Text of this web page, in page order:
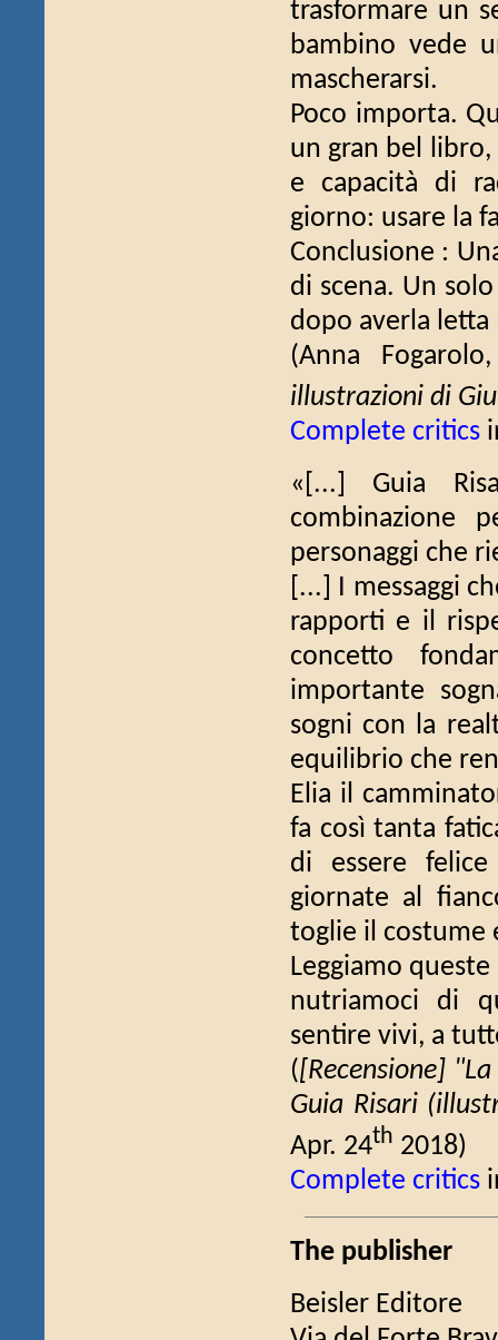
trasformare un
bambino vede
mascherarsi.
Poco importa.
un gran bel libro,
e capacità di
giorno: usare la
Conclusione :
di scena. Un
dopo averla letta
(Anna
illustrazioni di
Complete critics
«[...] Guia
combinazione
personaggi che
[...] I messaggi
rapporti e il
concetto
importante
sogni con la
equilibrio che
Elia il
fa così tanta
di essere
giornate al
toglie il costume
Leggiamo
nutriamoci di
sentire vivi, a
([Recensione]
Guia Risari
Apr. 24th 2018)
Complete critics
The publisher
Beisler Editore